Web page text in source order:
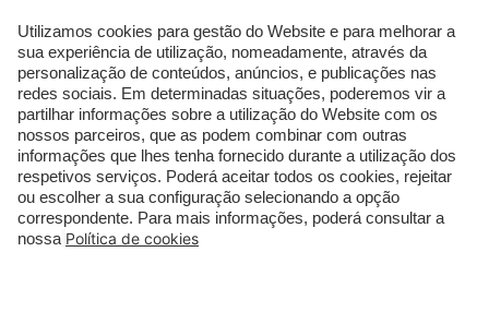
Sérum de Rosto
Body mist & Spray
corporal
Produtos para Cabelo
Homem
Espuma de Limpeza
Facial
Dermocosmética
Perfumes árabes
Novidades
Melhores Perfumes
Femininos
TOP 10: Perfumes
Masculinos
Pestanas Postiças
Creme Rosto Homem